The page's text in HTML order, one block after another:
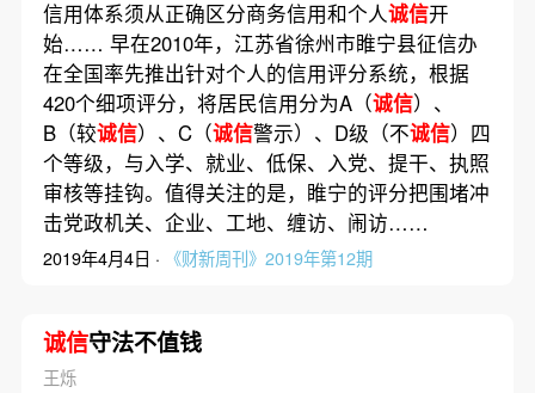
信用体系须从正确区分商务信用和个人诚信开
始…… 早在2010年，江苏省徐州市睢宁县征信办
在全国率先推出针对个人的信用评分系统，根据
420个细项评分，将居民信用分为A（诚信）、
B（较诚信）、C（诚信警示）、D级（不诚信）四
个等级，与入学、就业、低保、入党、提干、执照
审核等挂钩。值得关注的是，睢宁的评分把围堵冲
击党政机关、企业、工地、缠访、闹访……
2019年4月4日 · 《财新周刊》2019年第12期
诚信守法不值钱
王烁